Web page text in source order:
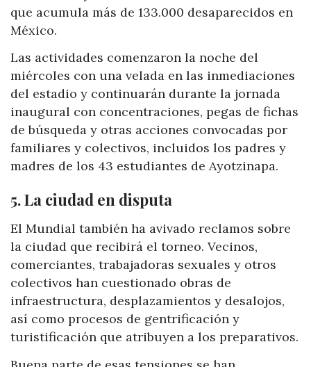
que acumula más de 133.000 desaparecidos en
México.
Las actividades comenzaron la noche del
miércoles con una velada en las inmediaciones
del estadio y continuarán durante la jornada
inaugural con concentraciones, pegas de fichas
de búsqueda y otras acciones convocadas por
familiares y colectivos, incluidos los padres y
madres de los 43 estudiantes de Ayotzinapa.
5. La ciudad en disputa
El Mundial también ha avivado reclamos sobre
la ciudad que recibirá el torneo. Vecinos,
comerciantes, trabajadoras sexuales y otros
colectivos han cuestionado obras de
infraestructura, desplazamientos y desalojos,
así como procesos de gentrificación y
turistificación que atribuyen a los preparativos.